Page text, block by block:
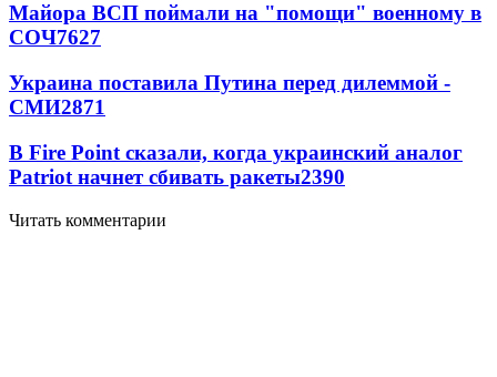
Майора ВСП поймали на "помощи" военному в
СОЧ7627
Украина поставила Путина перед дилеммой -
СМИ2871
В Fire Point сказали, когда украинский аналог
Patriot начнет сбивать ракеты2390
Читать комментарии